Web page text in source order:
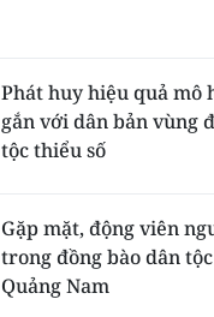
Phát huy hiệu quả mô
gắn với dân bản vùng
tộc thiểu số
Gặp mặt, động viên
trong đồng bào dân
Quảng Nam